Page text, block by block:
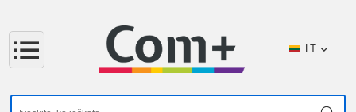
LT